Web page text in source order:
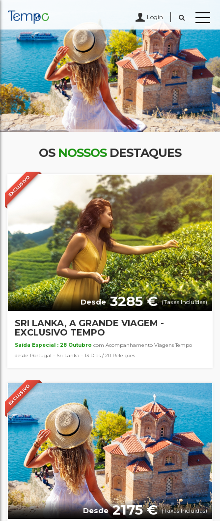
Login
OS NOSSOSDESTAQUES
EXCLUSIVO
Desde3285 €(Taxas Incluídas)
SRI LANKA, A GRANDE VIAGEM -
EXCLUSIVO TEMPO
Saída Especial : 28 Outubro com Acompanhamento Viagens Tempo
desde Portugal - Sri Lanka - 13 Dias / 20 Refeições
EXCLUSIVO
Desde2175 €(Taxas Incluídas)